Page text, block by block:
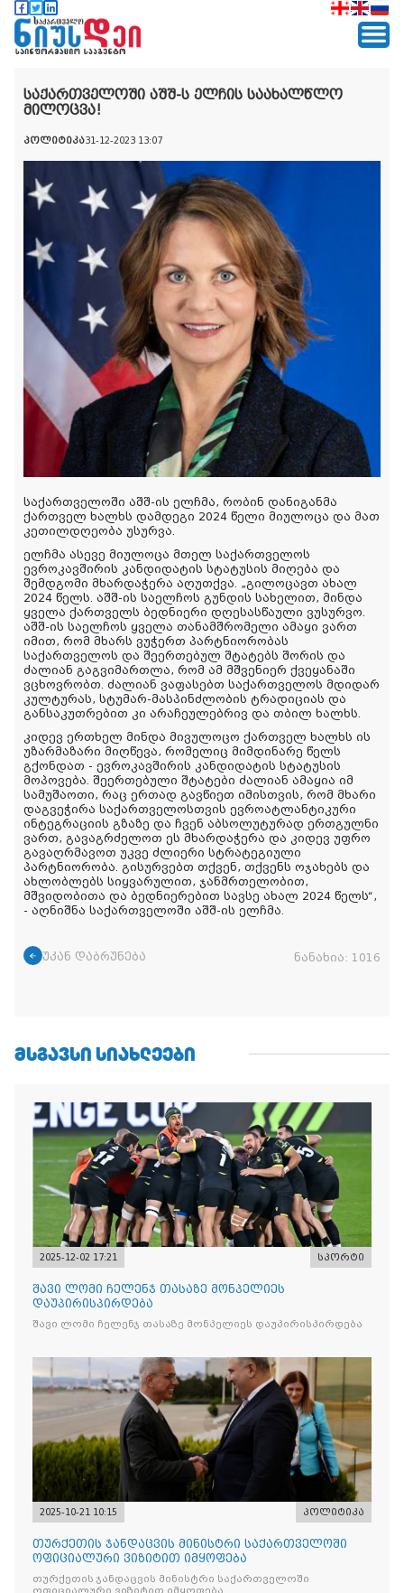
საქართველოში აშშ-ს ელჩის საახალწლო
მილოცვა!
პოლიტიკა31-12-2023 13:07
საქართველოში აშშ-ის ელჩმა, რობინ დანიგანმა
ქართველ ხალხს დამდეგი 2024 წელი მიულოცა და მათ
კეთილდღეობა უსურვა.
ელჩმა ასევე მიულოცა მთელ საქართველოს
ევროკავშირის კანდიდატის სტატუსის მიღება და
შემდგომი მხარდაჭერა აღუთქვა. „გილოცავთ ახალ
2024 წელს. აშშ-ის საელჩოს გუნდის სახელით, მინდა
ყველა ქართველს ბედნიერი დღესასწაული ვუსურვო.
აშშ-ის საელჩოს ყველა თანამშრომელი ამაყი ვართ
იმით, რომ მხარს ვუჭერთ პარტნიორობას
საქართველოს და შეერთებულ შტატებს შორის და
ძალიან გაგვიმართლა, რომ ამ მშვენიერ ქვეყანაში
ვცხოვრობთ. ძალიან ვაფასებთ საქართველოს მდიდარ
კულტურას, სტუმარ-მასპინძლობის ტრადიციას და
განსაკუთრებით კი არაჩეულებრივ და თბილ ხალხს.
კიდევ ერთხელ მინდა მივულოცო ქართველ ხალხს ის
უზარმაზარი მიღწევა, რომელიც მიმდინარე წელს
გქონდათ - ევროკავშირის კანდიდატის სტატუსის
მოპოვება. შეერთებული შტატები ძალიან ამაყია იმ
სამუშაოთი, რაც ერთად გავწიეთ იმისთვის, რომ მხარი
დაგვეჭირა საქართველოსთვის ევროატლანტიკური
ინტეგრაციის გზაზე და ჩვენ აბსოლუტურად ერთგულნი
ვართ, გავაგრძელოთ ეს მხარდაჭერა და კიდევ უფრო
გავაღრმავოთ უკვე ძლიერი სტრატეგიული
პარტნიორობა. გისურვებთ თქვენ, თქვენს ოჯახებს და
ახლობლებს სიყვარულით, ჯანმრთელობით,
მშვიდობითა და ბედნიერებით სავსე ახალ 2024 წელს“,
- აღნიშნა საქართველოში აშშ-ის ელჩმა.
უკან დაბრუნება ნანახია: 1016
ᲛᲡᲒᲐᲕᲡᲘ ᲡᲘᲐᲮᲚᲔᲔᲑᲘ
2025-12-02 17:21 სპორტი
შავი ლომი ჩელენჯ თასაზე მონპელიეს
დაუპირისპირდება
შავი ლომი ჩელენჯ თასაზე მონპელიეს დაუპირისპირდება
2025-10-21 10:15 პოლიტიკა
თურქეთის ჯანდაცვის მინისტრი საქართველოში
ოფიციალური ვიზიტით იმყოფება
თურქეთის ჯანდაცვის მინისტრი საქართველოში
ოფიციალური ვიზიტით იმყოფება